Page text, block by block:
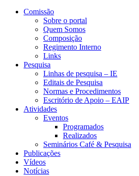
Comissão
Sobre o portal
Quem Somos
Composição
Regimento Interno
Links
Pesquisa
Linhas de pesquisa – IE
Editais de Pesquisa
Normas e Procedimentos
Escritório de Apoio – EAIP
Atividades
Eventos
Programados
Realizados
Seminários Café & Pesquisa
Publicações
Vídeos
Notícias